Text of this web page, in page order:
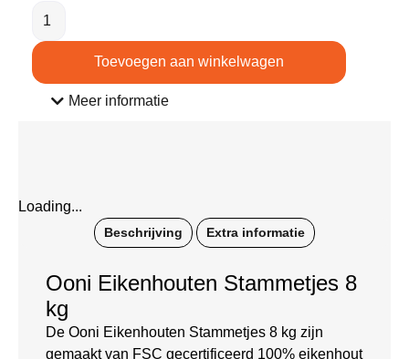
Toevoegen aan winkelwagen
Meer informatie
Loading...
Beschrijving Extra informatie
Ooni Eikenhouten Stammetjes 8
kg
De Ooni Eikenhouten Stammetjes 8 kg zijn
gemaakt van FSC gecertificeerd 100% eikenhout